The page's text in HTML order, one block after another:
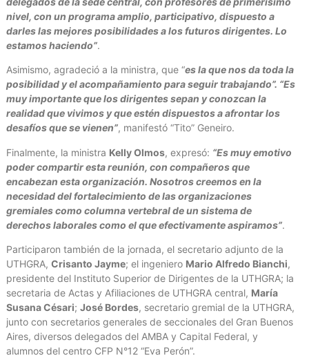
nivel, con un programa amplio, participativo, dispuesto a
darles las mejores posibilidades a los futuros dirigentes. Lo
estamos haciendo”.
Asimismo, agradeció a la ministra, que “es la que nos da toda la
posibilidad y el acompañamiento para seguir trabajando”. “Es
muy importante que los dirigentes sepan y conozcan la
realidad que vivimos y que estén dispuestos a afrontar los
desafíos que se vienen”, manifestó “Tito” Geneiro.
Finalmente, la ministra Kelly Olmos, expresó: “Es muy emotivo
poder compartir esta reunión, con compañeros que
encabezan esta organización. Nosotros creemos en la
necesidad del fortalecimiento de las organizaciones
gremiales como columna vertebral de un sistema de
derechos laborales como el que efectivamente aspiramos”.
Participaron también de la jornada, el secretario adjunto de la
UTHGRA, Crisanto Jayme; el ingeniero Mario Alfredo Bianchi,
presidente del Instituto Superior de Dirigentes de la UTHGRA; la
secretaria de Actas y Afiliaciones de UTHGRA central, María
Susana Césari; José Bordes, secretario gremial de la UTHGRA,
junto con secretarios generales de seccionales del Gran Buenos
Aires, diversos delegados del AMBA y Capital Federal, y
alumnos del centro CFP N°12 “Eva Perón”.